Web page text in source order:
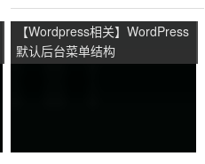
【Wordpress相关】WordPress
默认后台菜单结构